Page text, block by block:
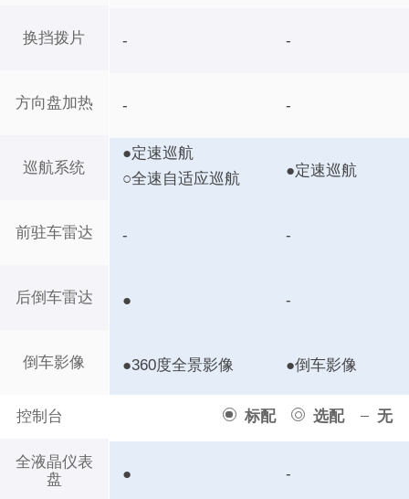
换挡拨片
方向盘加热
巡航系统
前驻车雷达
后倒车雷达
倒车影像
控制台 标配 选配 无
全液晶仪表
盘
- -
- -
●定速巡航
○全速自适应巡航
●定速巡航
- -
● -
●360度全景影像 ●倒车影像
● -